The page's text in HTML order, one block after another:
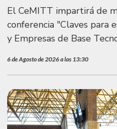
El CeMITT impartirá de
conferencia "Claves para
y Empresas de Base
6 de Agosto de 2026 a las 13:30